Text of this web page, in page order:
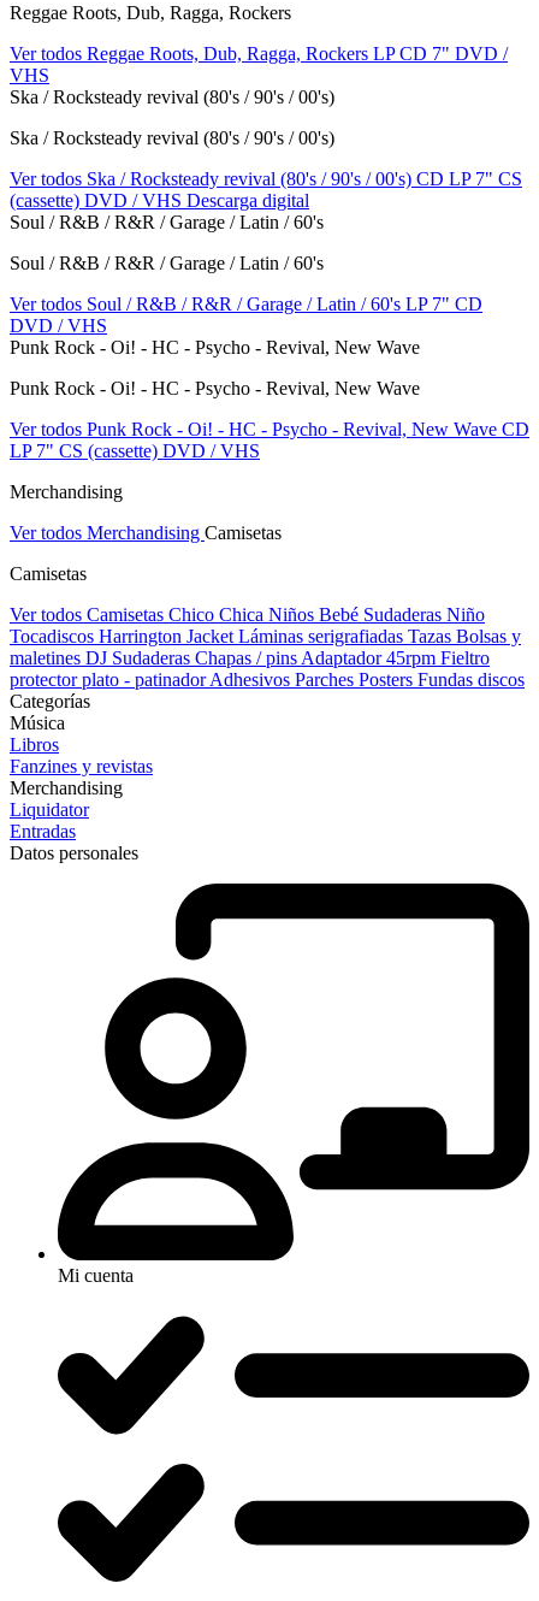
Reggae Roots, Dub, Ragga, Rockers
Ver todos Reggae Roots, Dub, Ragga, Rockers LPCD 7" DVD /
VHS
Ska / Rocksteady revival (80's / 90's / 00's)
Ska / Rocksteady revival (80's / 90's / 00's)
Ver todos Ska / Rocksteady revival (80's / 90's / 00's) CD LP 7" CS
(cassette) DVD / VHS Descarga digital
Soul / R&B / R&R / Garage / Latin / 60's
Soul / R&B / R&R / Garage / Latin / 60's
Ver todos Soul / R&B / R&R / Garage / Latin / 60's LP 7" CD
DVD / VHS
Punk Rock - Oi! - HC - Psycho - Revival, New Wave
Punk Rock - Oi! - HC - Psycho - Revival, New Wave
Ver todos Punk Rock - Oi! - HC - Psycho - Revival, New Wave CD
LP 7" CS (cassette) DVD / VHS
Merchandising
Ver todos Merchandising Camisetas
Camisetas
Ver todos Camisetas Chico Chica Niños Bebé Sudaderas Niño
Tocadiscos Harrington Jacket Láminas serigrafiadas Tazas Bolsas y
maletines DJ Sudaderas Chapas / pins Adaptador 45rpm Fieltro
protector plato - patinadorAdhesivos Parches Posters Fundas discos
Categorías
Música
Libros
Fanzines y revistas
Merchandising
Liquidator
Entradas
Datos personales
Mi cuenta